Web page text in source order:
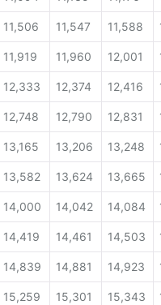
11,506 11,547 11,588
11,919 11,960 12,001
12,333 12,374 12,416
12,748 12,790 12,831
13,165 13,206 13,248
13,582 13,624 13,665
14,000 14,042 14,084
14,419 14,461 14,503
14,839 14,881 14,923
15,259 15,301 15,343